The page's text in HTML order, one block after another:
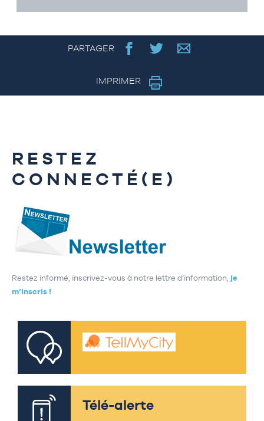
PARTAGER
IMPRIMER
RESTEZ
CONNECTÉ(E)
Restez informé, inscrivez-vous à notre lettre d’information, je
m’inscris !
Télé-alerte